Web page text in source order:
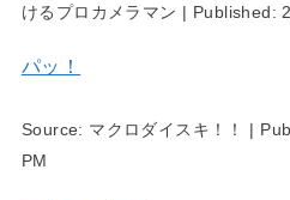
けるプロカメラマン | Published:
パッ！
Source: マクロダイスキ！！ |
PM